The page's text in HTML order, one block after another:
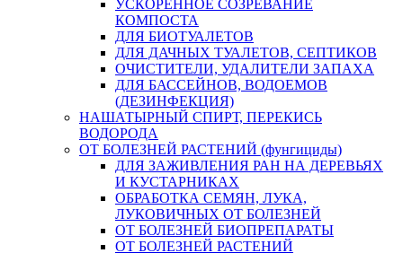
УСКОРЕННОЕ СОЗРЕВАНИЕ
КОМПОСТА
ДЛЯ БИОТУАЛЕТОВ
ДЛЯ ДАЧНЫХ ТУАЛЕТОВ, СЕПТИКОВ
ОЧИСТИТЕЛИ, УДАЛИТЕЛИ ЗАПАХА
ДЛЯ БАССЕЙНОВ, ВОДОЕМОВ
(ДЕЗИНФЕКЦИЯ)
НАШАТЫРНЫЙ СПИРТ, ПЕРЕКИСЬ
ВОДОРОДА
ОТ БОЛЕЗНЕЙ РАСТЕНИЙ (фунгициды)
ДЛЯ ЗАЖИВЛЕНИЯ РАН НА ДЕРЕВЬЯХ
И КУСТАРНИКАХ
ОБРАБОТКА СЕМЯН, ЛУКА,
ЛУКОВИЧНЫХ ОТ БОЛЕЗНЕЙ
ОТ БОЛЕЗНЕЙ БИОПРЕПАРАТЫ
ОТ БОЛЕЗНЕЙ РАСТЕНИЙ